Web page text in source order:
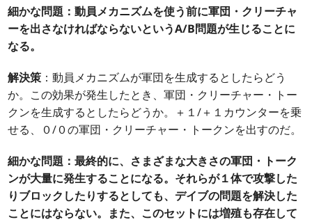
細かな問題：動員メカニズムを使う前に軍団・クリーチャ
ーを出さなければならないというA/B問題が生じることに
なる。
解決策 ：動員メカニズムが軍団を生成するとしたらどう
か。この効果が発生したとき、軍団・クリーチャー・トー
クンを生成するとしたらどうか。＋１/＋１カウンターを乗
せる、０/０の軍団・クリーチャー・トークンを出すのだ。
細かな問題：最終的に、さまざまな大きさの軍団・トーク
ンが大量に発生することになる。それらが１体で攻撃した
りブロックしたりするとしても、デイブの問題を解決した
ことにはならない。また、このセットには増殖も存在して